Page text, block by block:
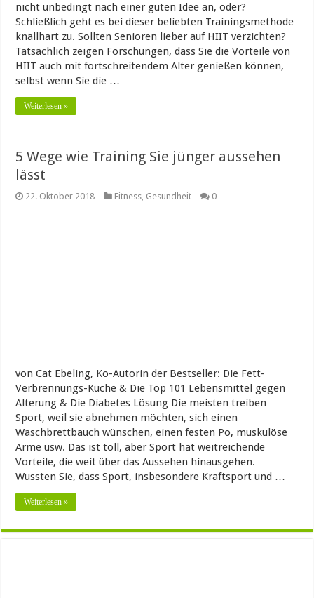
nicht unbedingt nach einer guten Idee an, oder?
Schließlich geht es bei dieser beliebten Trainingsmethode
knallhart zu. Sollten Senioren lieber auf HIIT verzichten?
Tatsächlich zeigen Forschungen, dass Sie die Vorteile von
HIIT auch mit fortschreitendem Alter genießen können,
selbst wenn Sie die …
Weiterlesen »
5 Wege wie Training Sie jünger aussehen
lässt
22. Oktober 2018 Fitness, Gesundheit 0
von Cat Ebeling, Ko-Autorin der Bestseller: Die Fett-
Verbrennungs-Küche & Die Top 101 Lebensmittel gegen
Alterung & Die Diabetes Lösung Die meisten treiben
Sport, weil sie abnehmen möchten, sich einen
Waschbrettbauch wünschen, einen festen Po, muskulöse
Arme usw. Das ist toll, aber Sport hat weitreichende
Vorteile, die weit über das Aussehen hinausgehen.
Wussten Sie, dass Sport, insbesondere Kraftsport und …
Weiterlesen »